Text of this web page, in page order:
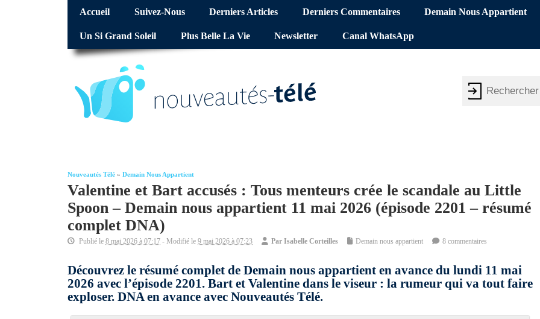
Accueil Suivez-Nous Derniers Articles Derniers Commentaires Demain Nous Appartient
Un Si Grand Soleil Plus Belle La Vie Newsletter Canal WhatsApp
Nouveautés Télé » Demain Nous Appartient
Valentine et Bart accusés : Tous menteurs crée le scandale au Little
Spoon – Demain nous appartient 11 mai 2026 (épisode 2201 – résumé
complet DNA)
Publié le 8 mai 2026 à 07:17 - Modifié le 9 mai 2026 à 07:23 Par Isabelle Corteilles Demain nous appartient 8 commentaires
Découvrez le résumé complet de Demain nous appartient en avance du lundi 11 mai
2026 avec l’épisode 2201. Bart et Valentine dans le viseur : la rumeur qui va tout faire
exploser. DNA en avance avec Nouveautés Télé.